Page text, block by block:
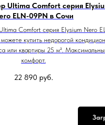
Ultima Comfort серия
ELN-09PN в Сочи
Comfort серия Elysium Nero
купить недорогой
или квартиры 25 м².
комфорт.
22 890 руб.